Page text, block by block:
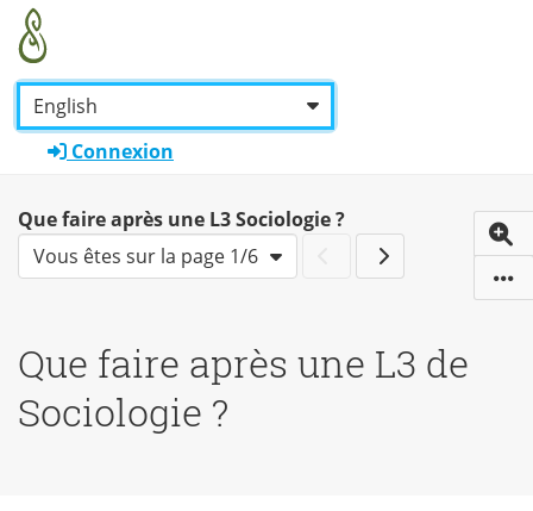
Aller directement au contenu principal
Langue:*
Connexion
Que faire après une L3 Sociologie ?
Vous êtes sur la page 1/6
Que faire après une L3 de
Sociologie ?